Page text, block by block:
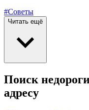
#Советы
Читать ещё
Поиск
адресу